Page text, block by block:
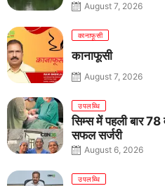
August 7, 2026
कानाफूसी
कानाफूसी
August 7, 2026
उपलब्धि
सिम्स में पहली बार
सफल सर्जरी
August 6, 2026
उपलब्धि